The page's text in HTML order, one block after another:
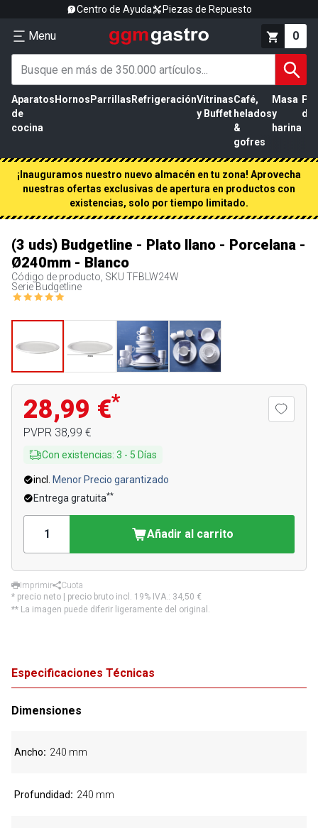
Centro de Ayuda Piezas de Repuesto
Menu 0
Aparatos
de
cocina
Hornos Parrillas RefrigeraciónVitrinas
y Buffet
Café,
helados
&
gofres
Masa
y
harina
de
¡Inauguramos nuestro nuevo almacén en tu zona! Aprovecha
nuestras ofertas exclusivas de apertura en productos con
existencias, solo por tiempo limitado.
(3 uds) Budgetline - Plato llano - Porcelana -
Ø240mm - Blanco
Código de producto, SKU TFBLW24W
Serie Budgetline
28,99 €*
PVPR 38,99 €
Con existencias: 3 - 5 Días
incl.
Menor Precio garantizado
Entrega gratuita**
Añadir al carrito
Imprimir
Cuota
* precio neto | precio bruto incl. 19% IVA.: 34,50 €
** La imagen puede diferir ligeramente del original.
Especificaciones Técnicas
Dimensiones
Ancho 240 mm
Profundidad 240 mm